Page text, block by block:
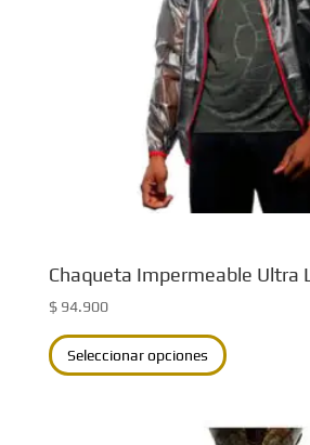
Chaqueta Impermeable Ultra
$94.900
Seleccionar opciones
producto
múltiples